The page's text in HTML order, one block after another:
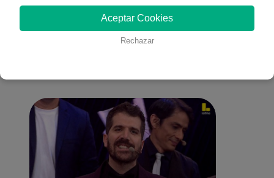
También te puede
Aceptar Cookies
Rechazar